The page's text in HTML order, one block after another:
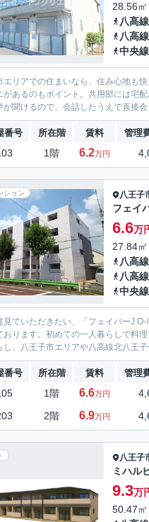
28.56
八高線
八高線
中央線
エリアでの住まいなら、住み心地も
があるのもポイント。共用部には宅
が聞けるので、会話したうえで直接
番号 所在階 賃料 管理
1階 6.2万円
ション 八王子
フェイ
6.6万
27.84
八高線
八高線
中央線
見ていただきたい、「フェイバー
おります。初めての一人暮らしで料
し。八王子市エリアや八高線北八王
番号 所在階 賃料 管理
1階 6.6万円
2階 6.9万円
八王子
ミハル
9.3万
50.47